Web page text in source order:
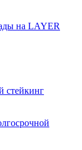
на LAYER
стейкинг